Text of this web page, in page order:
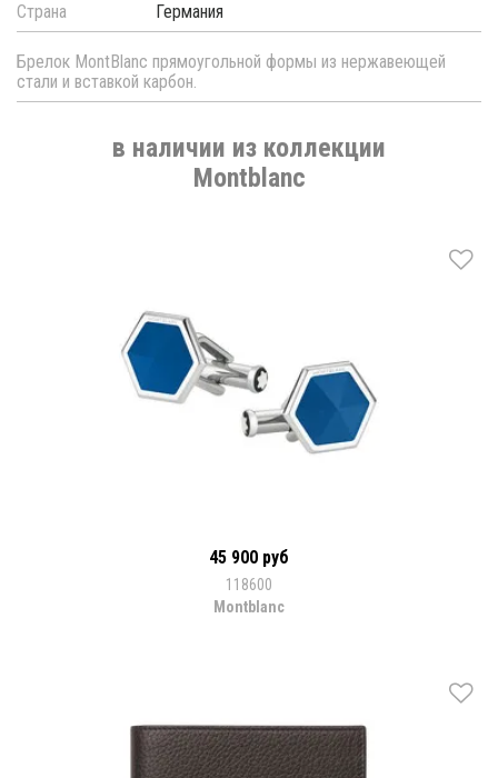
Страна
Германия
Брелок MontBlanc прямоугольной формы из нержавеющей
стали и вставкой карбон.
в наличии из коллекции
Montblanc
45 900 руб
118600
Montblanc